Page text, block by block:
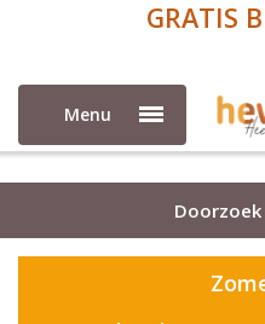
GRATIS
Menu
Rolgordijnen